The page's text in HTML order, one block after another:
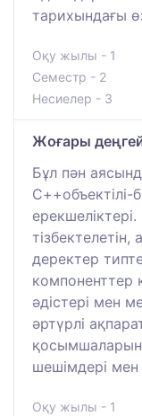
тарихындағы
Оқу жылы - 1
Семестр - 2
Несиелер - 3
Жоғары
Бұл пән
деректер
компоненттер
әдістері мен
әртүрлі
қосымшаларын
шешімдері мен
Оқу жылы - 1